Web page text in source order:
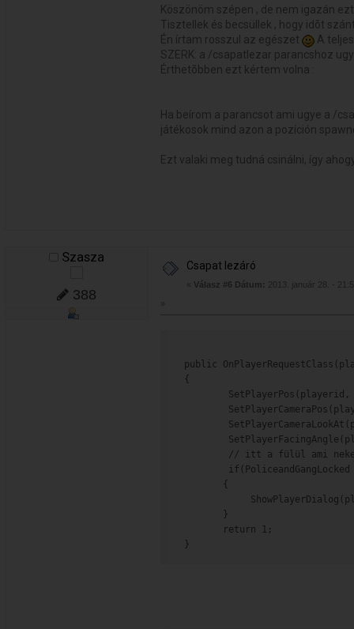
Köszönöm szépen , de nem igazán
Tisztellek és becsüllek , hogy idõt
Én írtam rosszul az egészet
A
SZERK: a /csapatlezar parancshoz
Érthetõbben ezt kértem volna :
Ha beírom a parancsot ami ugye a /
játékosok mind azon a pozíción
Ezt valaki meg tudná csinálni, így
Szasza
388
Csapat lezáró
« Válasz #6 Dátum:
2013. január 28. -
»
public
{
// itt a fülül ami neked
if(PoliceandGangLocked
{
}
return 1;
}